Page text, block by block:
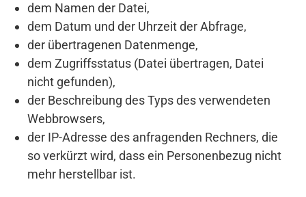
Anfahrt via Google Maps
Facebook
Instagram
Jameda
dem Namen der Datei,
dem Datum und der Uhrzeit der Abfrage,
der übertragenen Datenmenge,
dem Zugriffsstatus (Datei übertragen, Datei
nicht gefunden),
der Beschreibung des Typs des verwendeten
Webbrowsers,
der IP-Adresse des anfragenden Rechners, die
so verkürzt wird, dass ein Personenbezug nicht
mehr herstellbar ist.